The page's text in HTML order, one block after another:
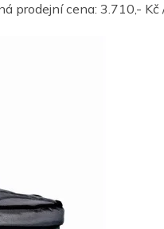
prodejní cena: 3.710,-